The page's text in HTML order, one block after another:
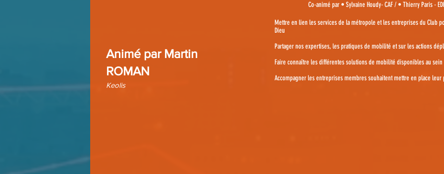
Animé par Martin
ROMAN
Keolis
Co-animé par • Sylvaine Houdy- CAF / • Thierry Paris -
Mettre en lien les services de la métropole et les entreprises du Club
Dieu
Partager nos expertises, les pratiques de mobilité et sur les actions
Faire connaître les différentes solutions de mobilité disponibles au
Accompagner les entreprises membres souhaitent mettre en place